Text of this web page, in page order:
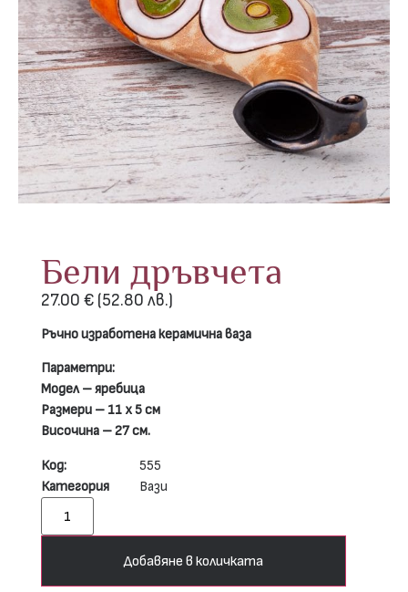
Бели дръвчета
27.00 € (52.80 лв.)
Ръчно изработена керамична ваза
Параметри:
Модел – яребица
Размери – 11 х 5 см
Височина – 27 см.
Код:
555
Категория
Вази
Добавяне в количката